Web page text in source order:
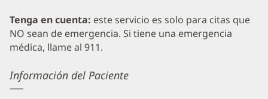
Tenga en cuenta: este servicio es solo para citas que
NO sean de emergencia. Si tiene una emergencia
médica, llame al 911.
Error
Información del Paciente